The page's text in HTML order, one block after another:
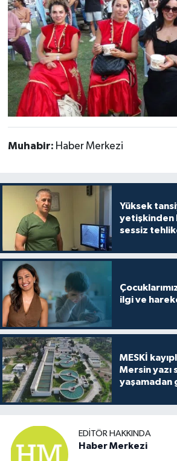
Muhabir: Haber Merkezi
Yüksek
yetişkinden
sessiz
ilgi ve
MESKİ
Mersin yazı
yaşamadan
EDITÖR HAKKINDA
Haber Merkezi